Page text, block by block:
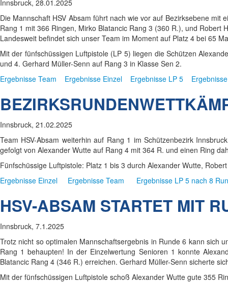
Innsbruck, 28.01.2025
Die Mannschaft HSV Absam führt nach wie vor auf Bezirksebene
Rang 1 mit 366 Ringen, Mirko Blatancic Rang 3 (360 R.), und Robert
Landesweit befindet sich unser Team im Moment auf Platz 4 bei 65
Mit der fünfschüssigen Luftpistole (LP 5) liegen die Schützen
und 4. Gerhard Müller-Senn auf Rang 3 in Klasse Sen 2.
Ergebnisse Team
Ergebnisse Einzel Ergebnisse LP 5
Innsbruck, 21.02.2025
Team HSV-Absam weiterhin auf Rang 1 im Schützenbezirk
gefolgt von Alexander Wutte auf Rang 4 mit 364 R. und einen Ring
Fünfschüssige Luftpistole: Platz 1 bis 3 durch Alexander Wutte,
Ergebnisse Einzel
Ergebnisse Team Ergebnisse LP 5 nach 8
HSV-ABSAM STARTET MIT
Innsbruck, 7.1.2025
Trotz nicht so optimalen Mannschaftsergebnis in Runde 6 kann sich
Rang 1 behaupten! In der Einzelwertung Senioren 1 konnte
Blatancic Rang 4 (346 R.) erreichen. Gerhard Müller-Senn sicherte
Mit der fünfschüssigen Luftpistole schoß Alexander Wutte gute 355